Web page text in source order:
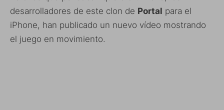
desarrolladores de este clon de Portal para el
iPhone, han publicado un nuevo vídeo mostrando
el juego en movimiento.